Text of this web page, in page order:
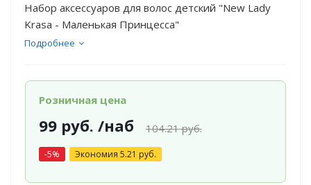
Набор аксессуаров для волос детский "New Lady
Krasa - Маленькая Принцесса"
Подробнее
Розничная цена
99руб. /наб 104.21руб.
-5% Экономия 5.21 руб.